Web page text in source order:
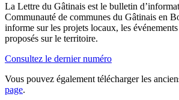
La Lettre du Gâtinais est le bulletin
Communauté de communes du Gâtinais en
informe sur les projets locaux, les
proposés sur le territoire.
Consultez le dernier numéro
Vous pouvez également télécharger les
page.